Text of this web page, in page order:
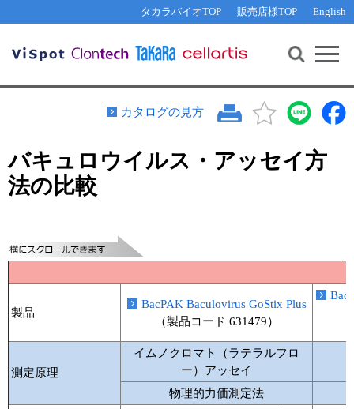
タカラバイオTOP 販売店様TOP English
機能解析・サイレンシング
PCR・等温増幅
リアルタイムPCR（qPCR）
サンプル請求
テクニカルサポートライン
その他 ライセンスに関するご相談
遺伝子組換え生物該当製品
研究支援ツール
Cut-Site Navigator 制限酵素切断サイトの検索
In-Fusion Cloning プライマー設計
抗体検索サイト
リアルタイムPCR
リアルタイムPCR（プローブ法）
プライマー・プローブ検索・注文
リアルタイムPCR実験ガイド
お問い合わせ WEB会員登録
カタログの見方
バキュロウイルス・アッセイ方
法の比較
製品
BacPAK Baculovirus GoStix Plus
（製品コード 631479）
測定原理
イムノクロマト（ラテラルフロ
ー）アッセイ
物理的力価測定法